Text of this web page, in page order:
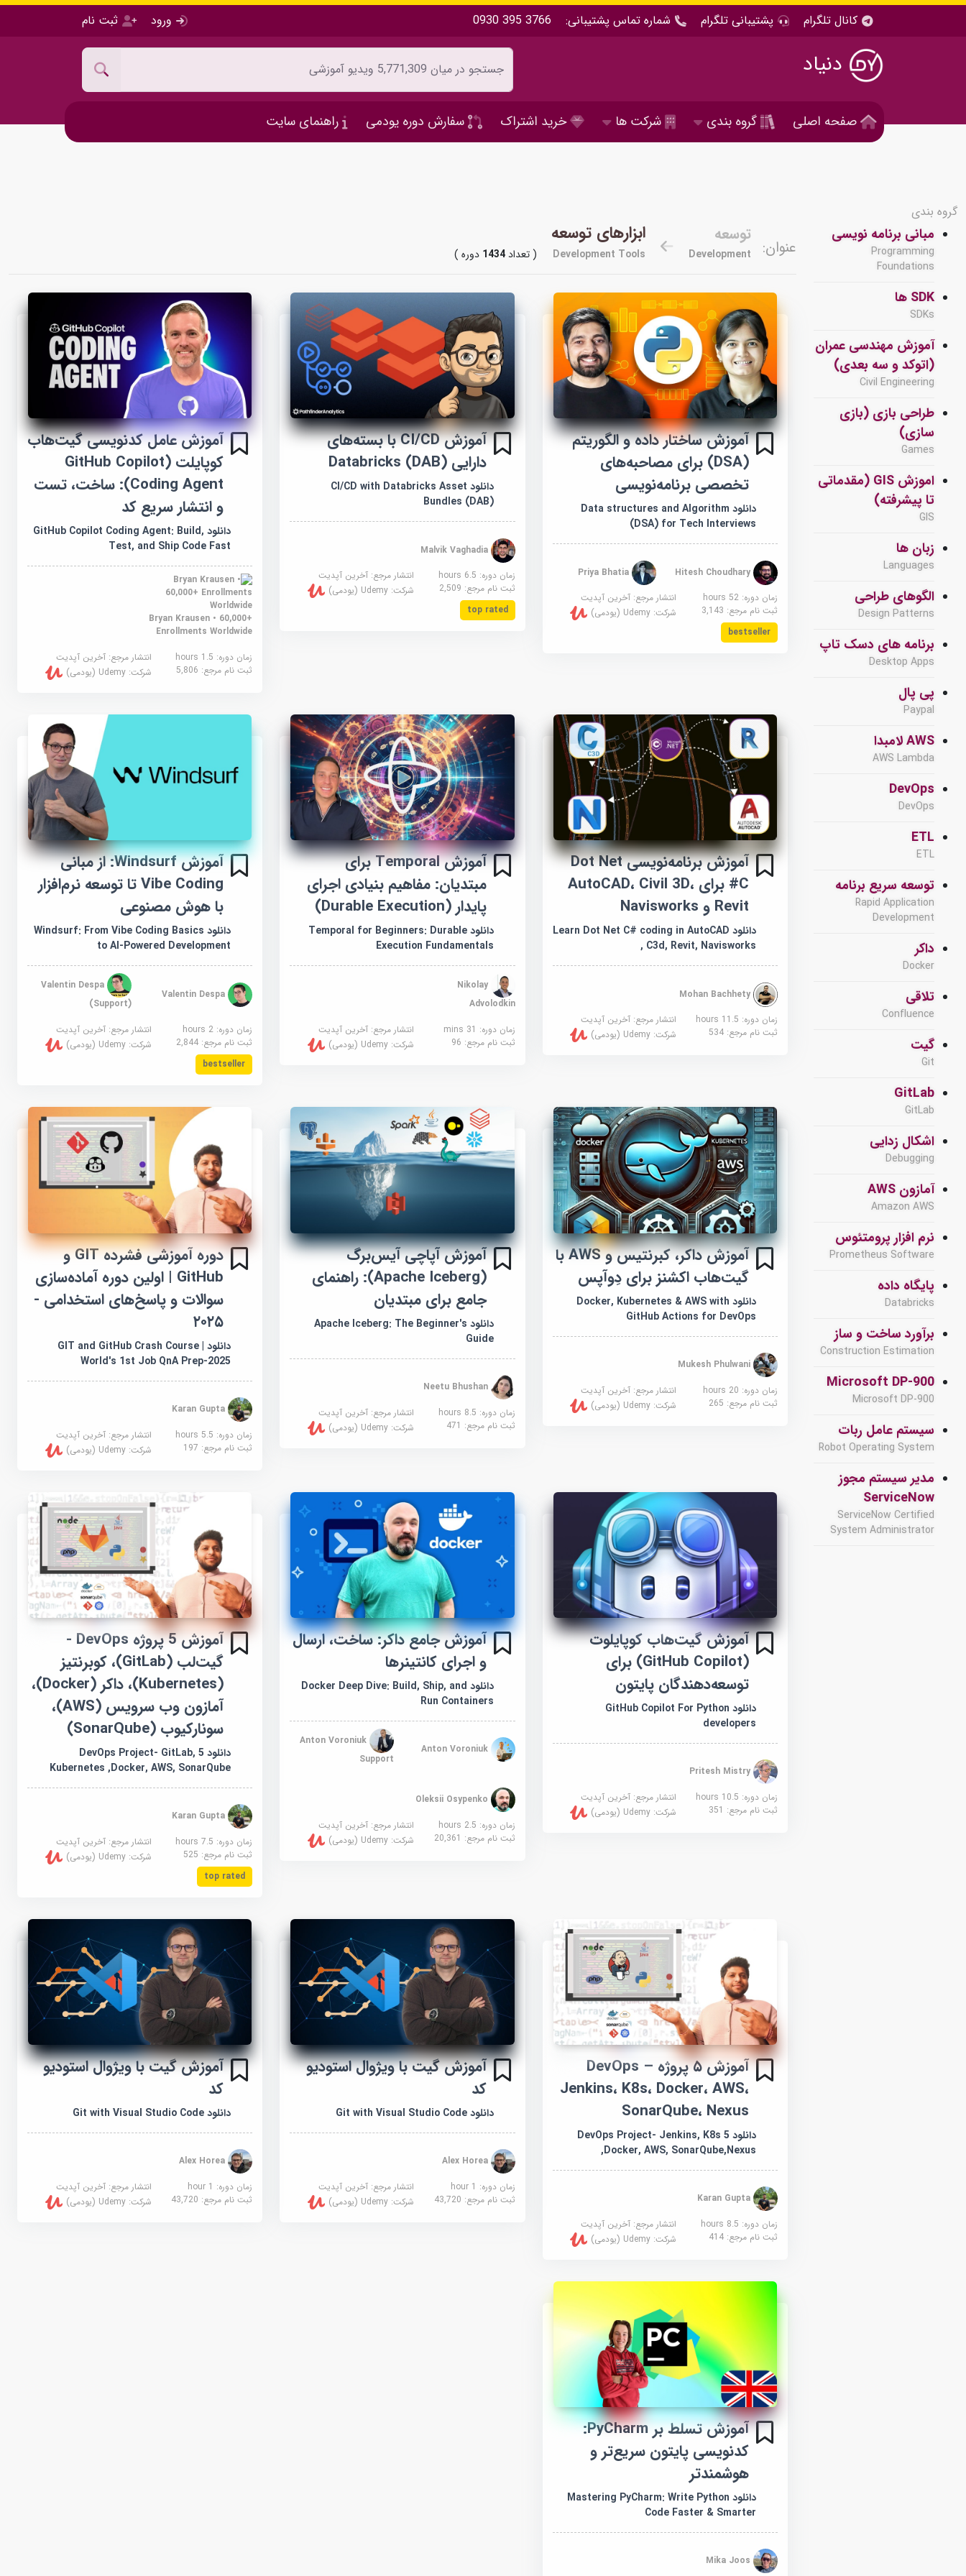
کانال تلگرام پشتیبانی تلگرام شماره تماس پشتیبانی: 0930 395 3766 ورود ثبت نام
دنیاد
صفحه اصلی گروه بندی شرکت ها خرید اشتراک سفارش دوره یودمی راهنمای سایت
گروه بندی
مبانی برنامه نویسی
Programming
Foundations
SDK ها
SDKs
آموزش مهندسی عمران
(اتوکد و سه بعدی)
Civil Engineering
طراحی بازی (بازی
سازی)
Games
اموزش GIS (مقدماتی
تا پیشرفته)
GIS
زبان ها
Languages
الگوهای طراحی
Design Patterns
برنامه های دسک تاپ
Desktop Apps
پی پال
Paypal
AWS لامبدا
AWS Lambda
DevOps
DevOps
ETL
ETL
توسعه سریع برنامه
Rapid Application
Development
داکر
Docker
تلاقی
Confluence
گیت
Git
GitLab
GitLab
اشکال زدایی
Debugging
آمازون AWS
Amazon AWS
نرم افزار پرومتئوس
Prometheus Software
پایگاه داده
Databricks
برآورد ساخت و ساز
Construction Estimation
Microsoft DP-900
Microsoft DP-900
سیستم عامل ربات
Robot Operating System
مدیر سیستم مجوز
ServiceNow
ServiceNow Certified
System Administrator
عنوان:
توسعه
Development
ابزارهای توسعه
Development Tools ( تعداد1434 دوره )
آموزش ساختار داده و الگوریتم
(DSA) برای مصاحبه‌های
تخصصی برنامه‌نویسی
دانلود Data structures and Algorithm
(DSA) for Tech Interviews
Priya Bhatia
زمان دوره: 52 hours
انتشار مرجع: آخرین آپدیت
ثبت نام مرجع: 3,143 شرکت: Udemy (یودمی)
bestseller
آموزش CI/CD با بسته‌های
دارایی Databricks (DAB)
دانلود CI/CD with Databricks Asset
Bundles (DAB)
Malvik Vaghadia
زمان دوره: 6.5 hours
انتشار مرجع: آخرین آپدیت
ثبت نام مرجع: 2,509 شرکت: Udemy (یودمی)
top rated
آموزش عامل کدنویسی گیت‌هاب
کوپایلت (GitHub Copilot
Coding Agent): ساخت، تست
و انتشار سریع کد
دانلود GitHub Copilot Coding Agent: Build,
Test, and Ship Code Fast
Bryan Krausen • 60,000+
Enrollments Worldwide
زمان دوره: 1.5 hours
انتشار مرجع:آخرین آپدیت
ثبت نام مرجع: 5,806 شرکت:Udemy (یودمی)
آموزش برنامه‌نویسی Dot Net
C# برای AutoCAD، Civil 3D،
Revit و Navisworks
دانلود Learn Dot Net C# coding in AutoCAD
, C3d, Revit, Navisworks
زمان دوره: 11.5 hours
انتشار مرجع: آخرین آپدیت
ثبت نام مرجع: 534 شرکت: Udemy (یودمی)
آموزش Temporal برای
مبتدیان: مفاهیم بنیادی اجرای
پایدار (Durable Execution)
دانلود Temporal for Beginners: Durable
Execution Fundamentals
Nikolay
Advolodkin
زمان دوره: 31 mins
انتشار مرجع: آخرین آپدیت
ثبت نام مرجع: 96 شرکت: Udemy (یودمی)
آموزش Windsurf: از مبانی
Vibe Coding تا توسعه نرم‌افزار
با هوش مصنوعی
دانلود Windsurf: From Vibe Coding Basics
to AI-Powered Development
Valentin Despa
Valentin Despa
(Support)
زمان دوره: 2 hours
انتشار مرجع:آخرین آپدیت
ثبت نام مرجع: 2,844 شرکت:Udemy (یودمی)
bestseller
آموزش داکر، کبرنتیس و AWS با
گیت‌هاب اکشنز برای دِوآپس
دانلود Docker, Kubernetes & AWS with
GitHub Actions for DevOps
زمان دوره: 20 hours
انتشار مرجع: آخرین آپدیت
ثبت نام مرجع: 265 شرکت: Udemy (یودمی)
آموزش آپاچی آیس‌برگ
(Apache Iceberg): راهنمای
جامع برای مبتدیان
دانلود Apache Iceberg: The Beginner's
Guide
Neetu Bhushan
زمان دوره: 8.5 hours
انتشار مرجع: آخرین آپدیت
ثبت نام مرجع: 471 شرکت: Udemy (یودمی)
دوره آموزشی فشرده GIT و
GitHub | اولین دوره آماده‌سازی
سوالات و پاسخ‌های استخدامی -
۲۰۲۵
دانلود GIT and GitHub Crash Course |
World's 1st Job QnA Prep-2025
Karan Gupta
زمان دوره: 5.5 hours
انتشار مرجع:آخرین آپدیت
ثبت نام مرجع: 197 شرکت:Udemy (یودمی)
آموزش گیت‌هاب کوپایلوت
(GitHub Copilot) برای
توسعه‌دهندگان پایتون
دانلود GitHub Copilot For Python
developers
زمان دوره: 10.5 hours
انتشار مرجع: آخرین آپدیت
ثبت نام مرجع: 351 شرکت: Udemy (یودمی)
آموزش جامع داکر: ساخت، ارسال
و اجرای کانتینرها
دانلود Docker Deep Dive: Build, Ship, and
Run Containers
Anton Voroniuk
Anton Voroniuk
Support
زمان دوره: 2.5 hours
انتشار مرجع: آخرین آپدیت
ثبت نام مرجع: 20,361 شرکت: Udemy (یودمی)
آموزش 5 پروژه DevOps -
گیت‌لب (GitLab)، کوبرنتیز
(Kubernetes)، داکر (Docker)،
آمازون وب سرویس (AWS)،
سونارکیوب (SonarQube)
دانلود 5 DevOps Project- GitLab,
Kubernetes ,Docker, AWS, SonarQube
Karan Gupta
زمان دوره: 7.5 hours
انتشار مرجع:آخرین آپدیت
ثبت نام مرجع: 525 شرکت:Udemy (یودمی)
top rated
آموزش ۵ پروژه DevOps –
Jenkins، K8s، Docker، AWS،
SonarQube، Nexus
دانلود 5 DevOps Project- Jenkins, K8s
,Docker, AWS, SonarQube,Nexus
زمان دوره: 8.5 hours
انتشار مرجع: آخرین آپدیت
ثبت نام مرجع: 414 شرکت: Udemy (یودمی)
آموزش گیت با ویژوال استودیو
کد
دانلود Git with Visual Studio Code
Alex Horea
زمان دوره: 1 hour
انتشار مرجع: آخرین آپدیت
ثبت نام مرجع: 43,720 شرکت: Udemy (یودمی)
آموزش گیت با ویژوال استودیو
کد
دانلود Git with Visual Studio Code
Alex Horea
زمان دوره: 1 hour
انتشار مرجع:آخرین آپدیت
ثبت نام مرجع: 43,720 شرکت:Udemy (یودمی)
آموزش تسلط بر PyCharm:
کدنویسی پایتون سریع‌تر و
هوشمندتر
دانلود Mastering PyCharm: Write Python
Code Faster & Smarter